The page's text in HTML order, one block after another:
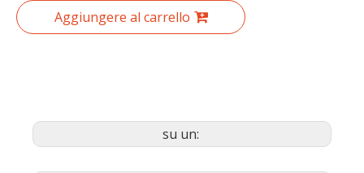
Aggiungere al carrello
su un: